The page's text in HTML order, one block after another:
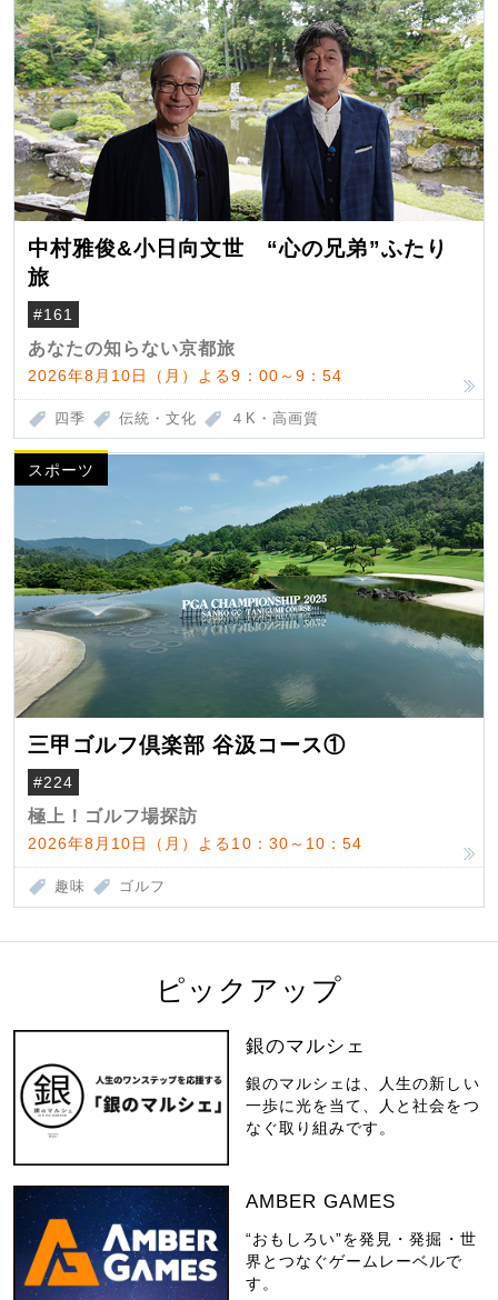
中村雅俊&小日向文世 “心の兄弟”ふたり
旅
#161
あなたの知らない京都旅
2026年8月10日（月）よる9：00～9：54
四季 伝統・文化 ４K・高画質
スポーツ
三甲ゴルフ倶楽部 谷汲コース①
#224
極上！ゴルフ場探訪
2026年8月10日（月）よる10：30～10：54
趣味 ゴルフ
ピックアップ
銀のマルシェ
銀のマルシェは、人生の新しい
一歩に光を当て、人と社会をつ
なぐ取り組みです。
AMBER GAMES
“おもしろい”を発見・発掘・世
界とつなぐゲームレーベルで
す。